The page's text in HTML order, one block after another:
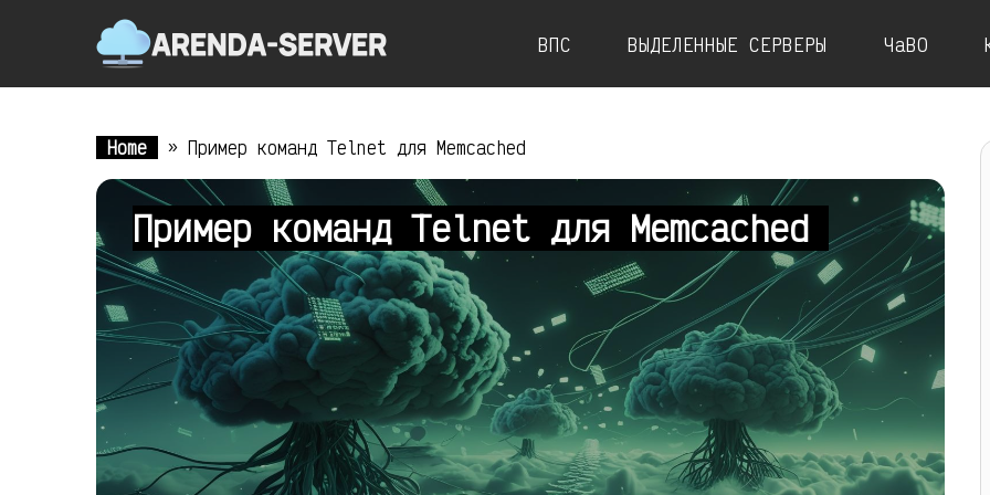
ВПС ВЫДЕЛЕННЫЕ СЕРВЕРЫ ЧаВО
Home » Пример команд Telnet для Memcached
Пример команд Telnet для Memcached